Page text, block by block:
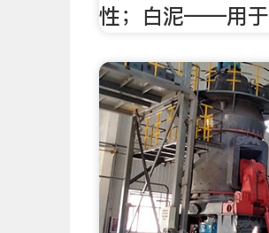
性；白泥——用于